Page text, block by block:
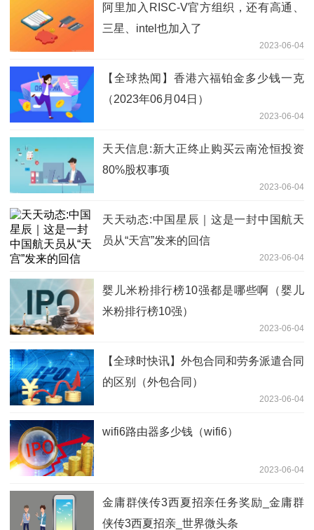
阿里加入RISC-V官方组织，还有高通、
三星、intel也加入了
2023-06-04
【全球热闻】香港六福铂金多少钱一克
（2023年06月04日）
2023-06-04
天天信息:新大正终止购买云南沧恒投资
80%股权事项
2023-06-04
天天动态:中国星辰｜这是一封中国航天
员从“天宫”发来的回信
2023-06-04
婴儿米粉排行榜10强都是哪些啊（婴儿
米粉排行榜10强）
2023-06-04
【全球时快讯】外包合同和劳务派遣合同
的区别（外包合同）
2023-06-04
wifi6路由器多少钱（wifi6）
2023-06-04
金庸群侠传3西夏招亲任务奖励_金庸群
侠传3西夏招亲_世界微头条